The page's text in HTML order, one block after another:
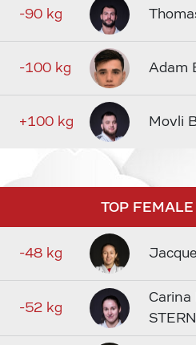
-90 kg
-100 kg Adam
+100 kg Movli
TOP
-48 kg
-52 kg
Carina